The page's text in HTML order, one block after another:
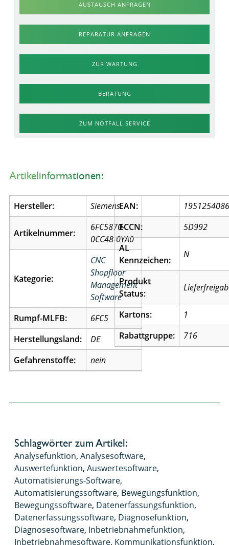
AUSTAUSCH ANFRAGEN
REPARATUR ANFRAGEN
ZUR WARTUNG
BERATUNG
ZUM NOTFALL SERVICE
Artikelinformationen:
Hersteller: Siemens
Artikelnummer:
6FC5870-
0CC48-0YA0
Kategorie:
CNC
Shopfloor
Management
Software
Rumpf-MLFB:
6FC5
Herstellungsland:
DE
Gefahrenstoffe:
nein
EAN:
ECCN:
5D992
AL
Kennzeichen:
N
Produkt
Status:
Kartons:
1
Rabattgruppe:
716
Schlagwörter zum Artikel:
Analysefunktion, Analysesoftware,
Auswertefunktion, Auswertesoftware,
Automatisierungs-Software,
Automatisierungssoftware, Bewegungsfunktion,
Bewegungssoftware, Datenerfassungsfunktion,
Datenerfassungssoftware, Diagnosefunktion,
Diagnosesoftware, Inbetriebnahmefunktion,
Inbetriebnahmesoftware, Kommunikationsfunktion,